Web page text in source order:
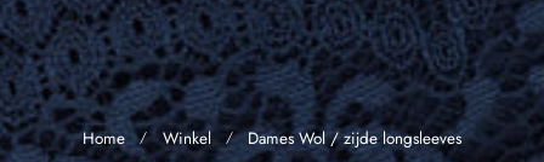
Home Winkel Dames Wol / zijde longsleeves